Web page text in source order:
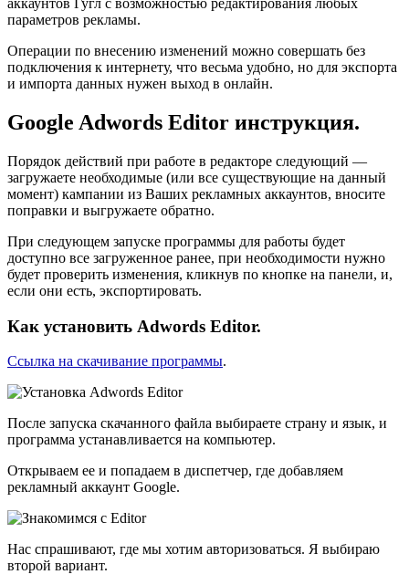
аккаунтов Гугл с возможностью редактирования любых
параметров рекламы.
Операции по внесению изменений можно совершать без
подключения к интернету, что весьма удобно, но для экспорта
и импорта данных нужен выход в онлайн.
Google Adwords Editor инструкция.
Порядок действий при работе в редакторе следующий —
загружаете необходимые (или все существующие на данный
момент) кампании из Ваших рекламных аккаунтов, вносите
поправки и выгружаете обратно.
При следующем запуске программы для работы будет
доступно все загруженное ранее, при необходимости нужно
будет проверить изменения, кликнув по кнопке на панели, и,
если они есть, экспортировать.
Как установить Adwords Editor.
Ссылка на скачивание программы.
После запуска скачанного файла выбираете страну и язык, и
программа устанавливается на компьютер.
Открываем ее и попадаем в диспетчер, где добавляем
рекламный аккаунт Google.
Нас спрашивают, где мы хотим авторизоваться. Я выбираю
второй вариант.